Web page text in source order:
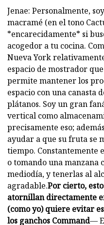
Jenae: Personalmente,
macramé (en el tono
*encarecidamente* si
acogedor a tu cocina.
Nueva York
espacio de mostrador
permite mantener los
espacio con una canasta
plátanos. Soy un gran
vertical como
precisamente eso;
ayudar a que su fruta se
tiempo. Constantemente
o tomando una
mediodía, y tenerlas al
agradable.Por cierto,
atornillan directamente
(como yo) quiere evitar
los ganchos Command—